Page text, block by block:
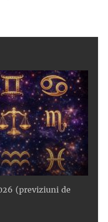
(previziuni de